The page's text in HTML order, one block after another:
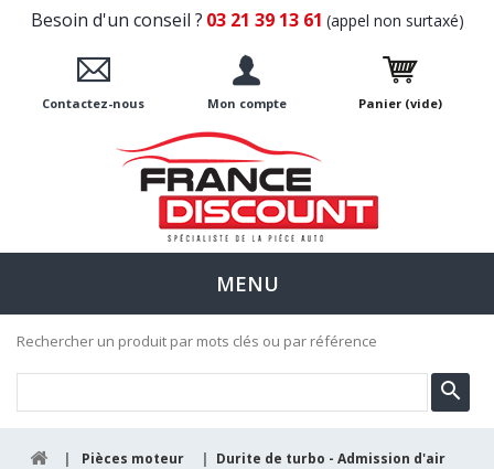
Besoin d'un conseil ? 03 21 39 13 61 (appel non surtaxé)
Contactez-nous Mon compte Panier (vide)
MENU
Rechercher un produit par mots clés ou par référence
| Pièces moteur | Durite de turbo - Admission d'air